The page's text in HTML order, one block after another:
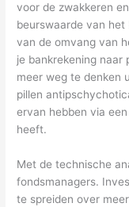
voor de zwakkeren
beurswaarde van het
van de omvang van
je bankrekening naar
meer weg te denken
pillen
ervan hebben via
heeft.
Met de technische
fondsmanagers.
te spreiden over